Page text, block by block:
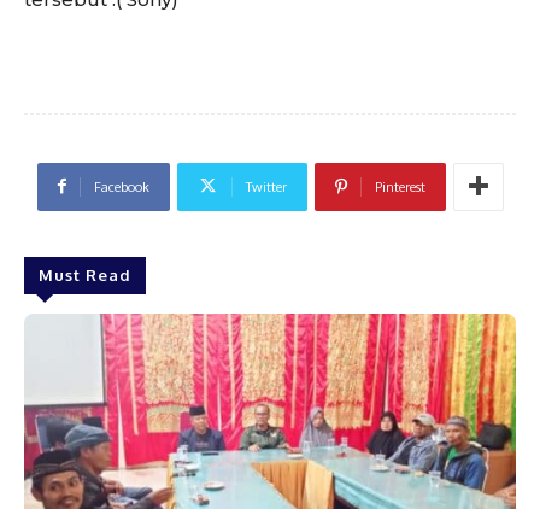
Facebook Twitter Pinterest
Must Read